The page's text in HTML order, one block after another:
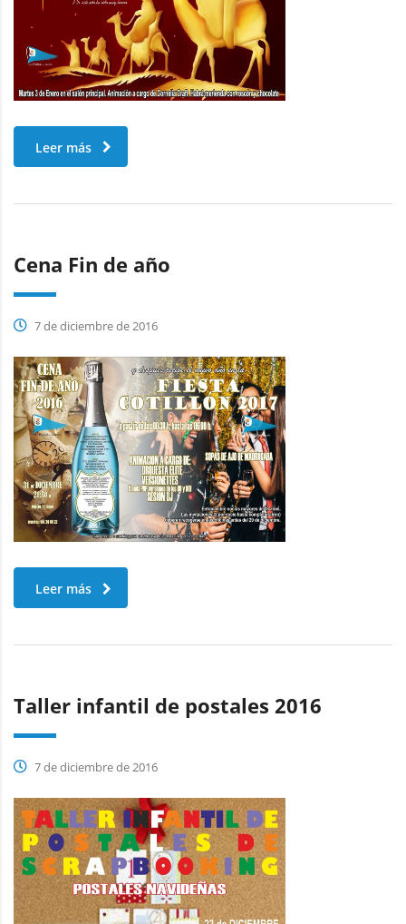
Leer más
Cena Fin de año
7 de diciembre de 2016
Leer más
Taller infantil de postales 2016
7 de diciembre de 2016